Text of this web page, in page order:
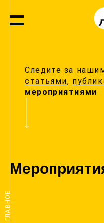
Следите за
статьями,
мероприятиями
ГЛАВНОЕ